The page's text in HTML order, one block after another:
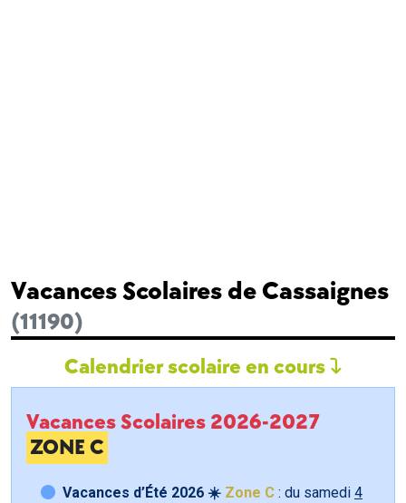
Vacances Scolaires de Cassaignes
(11190)
Calendrier scolaire en cours
Vacances Scolaires 2026-2027
ZONE C
Vacances d’Été 2026 ☀️ Zone C : du samedi 4